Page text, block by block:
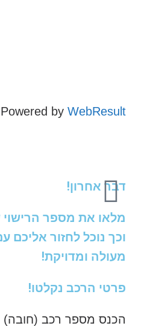
Powered byWebResult
דבר אחרון!
מלאו את מספר
וכך נוכל לחזור אליכם
מעולה ומדויקת!
פרטי הרכב נקלטו!
הכנס מספר רכב (חובה)